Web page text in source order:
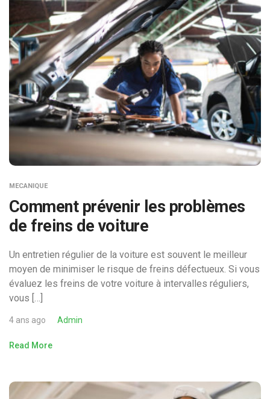
MECANIQUE
Comment prévenir les problèmes
de freins de voiture
Un entretien régulier de la voiture est souvent le meilleur
moyen de minimiser le risque de freins défectueux. Si vous
évaluez les freins de votre voiture à intervalles réguliers,
vous […]
4 ans ago Admin
Read More